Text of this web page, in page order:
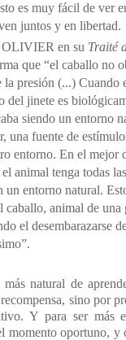
es muy fácil de ver
juntos y en libertad.
en su Traité
que “el caballo no
la presión (...) Cuando
del jinete es
siendo un entorno
una fuente de
entorno. En el mejor
animal tenga todas
un entorno natural.
caballo, animal de una
el desembarazarse
natural de
sino por
Y para ser más
momento oportuno,